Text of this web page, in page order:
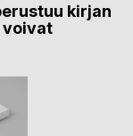
kirjan
voivat